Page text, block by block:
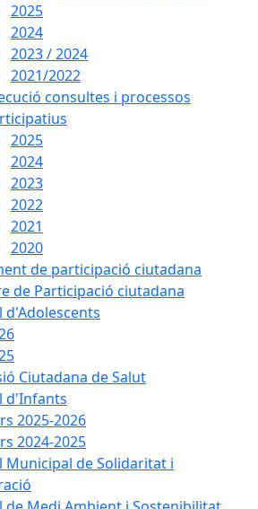
2025
2024
2023 / 2024
2021/2022
consultes i processos
2025
2024
2023
2022
2021
2020
de participació ciutadana
de Participació ciutadana
d'Adolescents
Ciutadana de Salut
d'Infants
2025-2026
2024-2025
Municipal de Solidaritat i